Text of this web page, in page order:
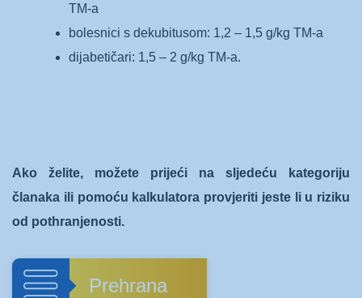
TM-a
bolesnici s dekubitusom: 1,2 – 1,5 g/kg TM-a
dijabetičari: 1,5 – 2 g/kg TM-a.
Ako želite, možete prijeći na sljedeću kategoriju
članaka ili pomoću kalkulatora provjeriti jeste li u riziku
od pothranjenosti.
Prehrana